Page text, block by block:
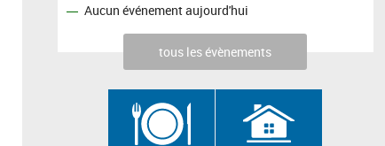
Aucun événement aujourd'hui
tous les évènements